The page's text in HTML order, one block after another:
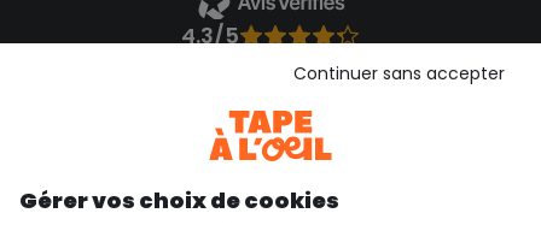
4.3/5
Voir l’attestation de confiance
Téléchargez notre application
Découvrir notre application
Gérer vos choix de cookies
Continuer sans accepter